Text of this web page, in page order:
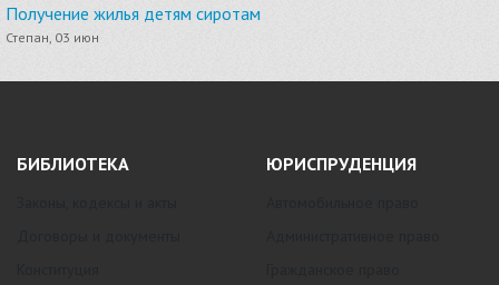
Получение жилья детям сиротам
Степан, 03 июн
БИБЛИОТЕКА ЮРИСПРУДЕНЦИЯ